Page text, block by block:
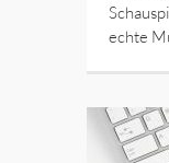
echte